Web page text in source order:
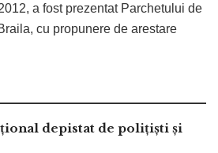
a fost prezentat Parchetului de
cu propunere de arestare
depistat de polițiști și